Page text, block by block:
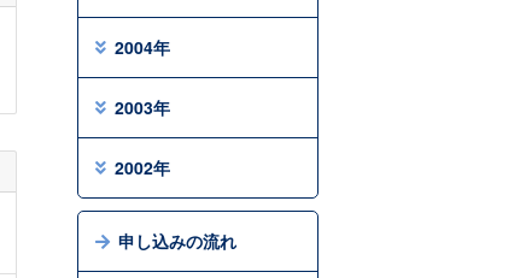
2004年
2003年
2002年
申し込みの流れ